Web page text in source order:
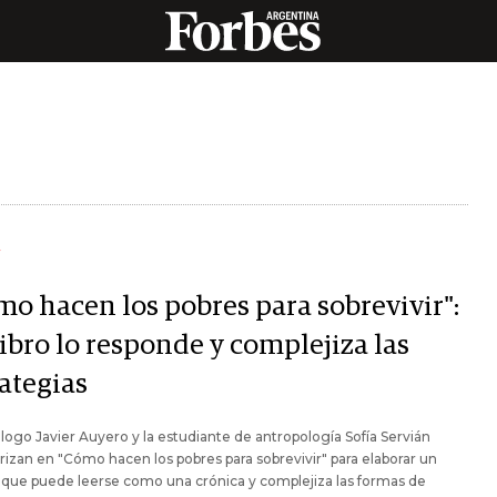
hacen los pobres para sobrevivir":
lo responde y complejiza las
Javier Auyero y la estudiante de antropología Sofía Servián
en "Cómo hacen los pobres para sobrevivir" para elaborar un
que puede leerse como una crónica y complejiza las formas de